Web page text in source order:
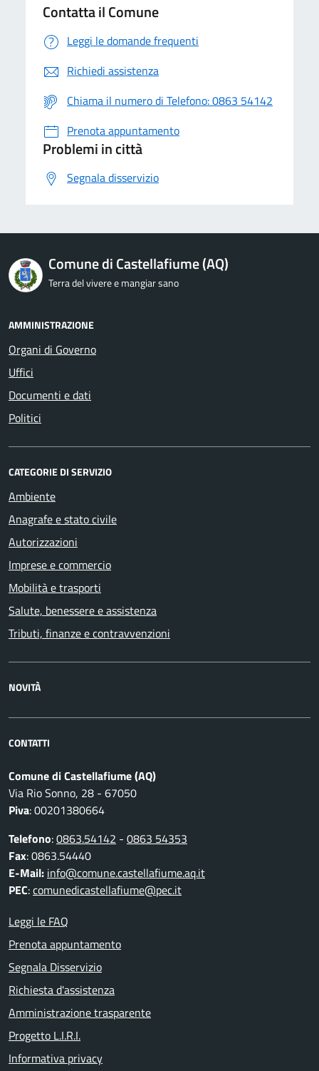
Contatta il Comune
Leggi le domande frequenti
Richiedi assistenza
Chiama il numero di Telefono: 0863 54142
Prenota appuntamento
Problemi in città
Segnala disservizio
Comune di Castellafiume (AQ)
Terra del vivere e mangiar sano
AMMINISTRAZIONE
Organi di Governo
Uffici
Documenti e dati
Politici
CATEGORIE DI SERVIZIO
Ambiente
Anagrafe e stato civile
Autorizzazioni
Imprese e commercio
Mobilità e trasporti
Salute, benessere e assistenza
Tributi, finanze e contravvenzioni
NOVITÀ
CONTATTI
Comune di Castellafiume (AQ)
Via Rio Sonno, 28 - 67050
Piva: 00201380664
Telefono:0863.54142 - 0863 54353
Fax: 0863.54440
E-Mail: info@comune.castellafiume.aq.it
PEC:comunedicastellafiume@pec.it
Leggi le FAQ
Prenota appuntamento
Segnala Disservizio
Richiesta d'assistenza
Amministrazione trasparente
Progetto L.I.R.I.
Informativa privacy